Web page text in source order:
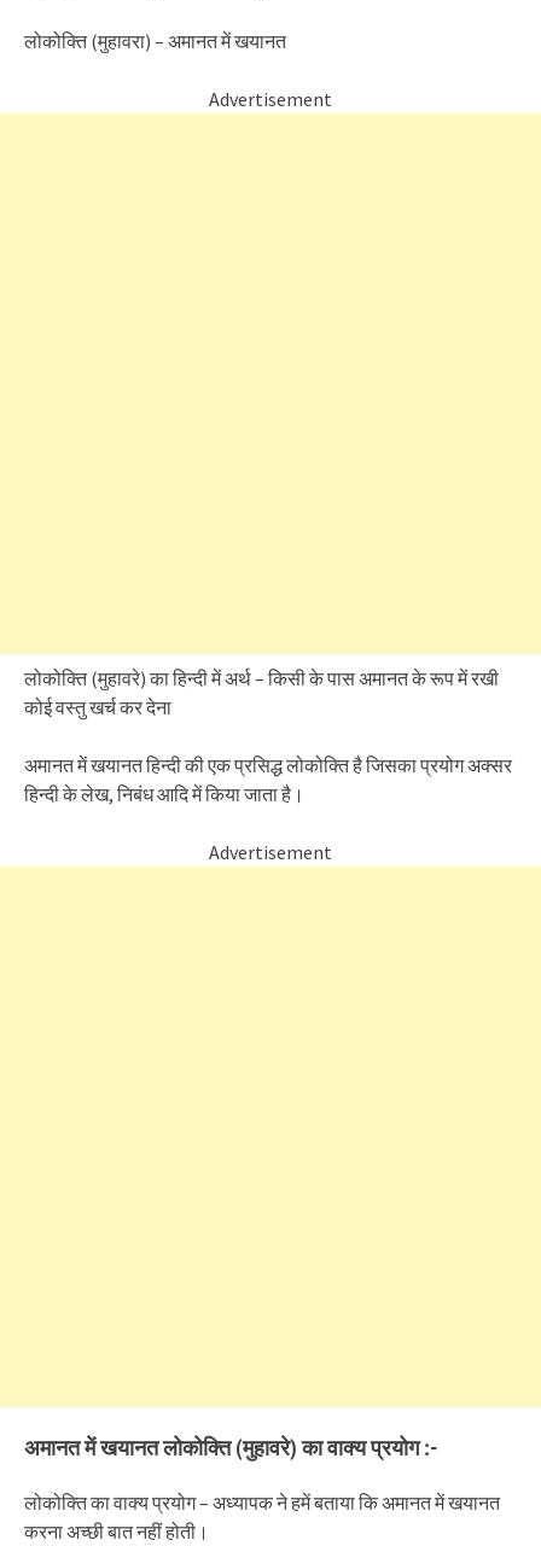
लोकोक्ति (मुहावरा) – अमानत में खयानत
Advertisement
लोकोक्ति (मुहावरे) का हिन्दी में अर्थ – किसी के पास अमानत के रूप में रखी
कोई वस्तु खर्च कर देना
अमानत में खयानत हिन्दी की एक प्रसिद्ध लोकोक्ति है जिसका प्रयोग अक्सर
हिन्दी के लेख, निबंध आदि में किया जाता है।
Advertisement
अमानत में खयानत लोकोक्ति (मुहावरे) का वाक्य प्रयोग :-
लोकोक्ति का वाक्य प्रयोग – अध्यापक ने हमें बताया कि अमानत में खयानत
करना अच्छी बात नहीं होती।